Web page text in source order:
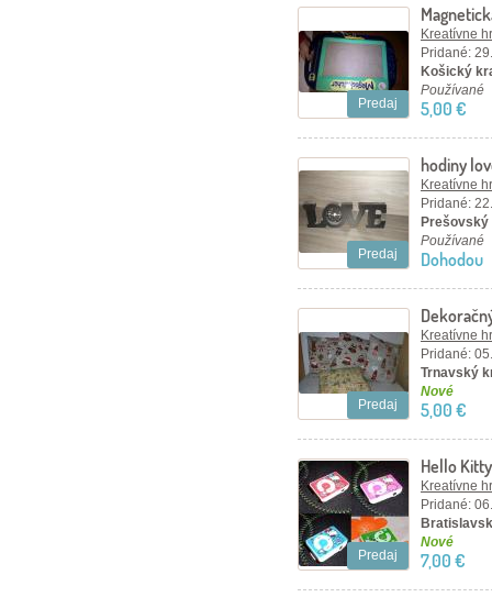
Predaj
Kreatívne
Pridané:
Košický
Používané
5,00 €
Predaj
hodiny
Kreatívne
Pridané:
Používané
Dohodou
Predaj
Kreatívne
Pridané:
Trnavský
Nové
5,00 €
Predaj
Hello
Kreatívne
Pridané:
Nové
7,00 €